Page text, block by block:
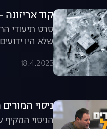
קוד
שלא היו
דרמטיים,
נוספות
18.4.2023
ניסוי